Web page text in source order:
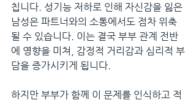
칩니다. 성기능 저하로 인해 자신감을 잃은
남성은 파트너와의 소통에서도 점차 위축
될 수 있습니다. 이는 결국 부부 관계 전반
에 영향을 미쳐, 감정적 거리감과 심리적 부
담을 증가시키게 됩니다.
하지만 부부가 함께 이 문제를 인식하고 적